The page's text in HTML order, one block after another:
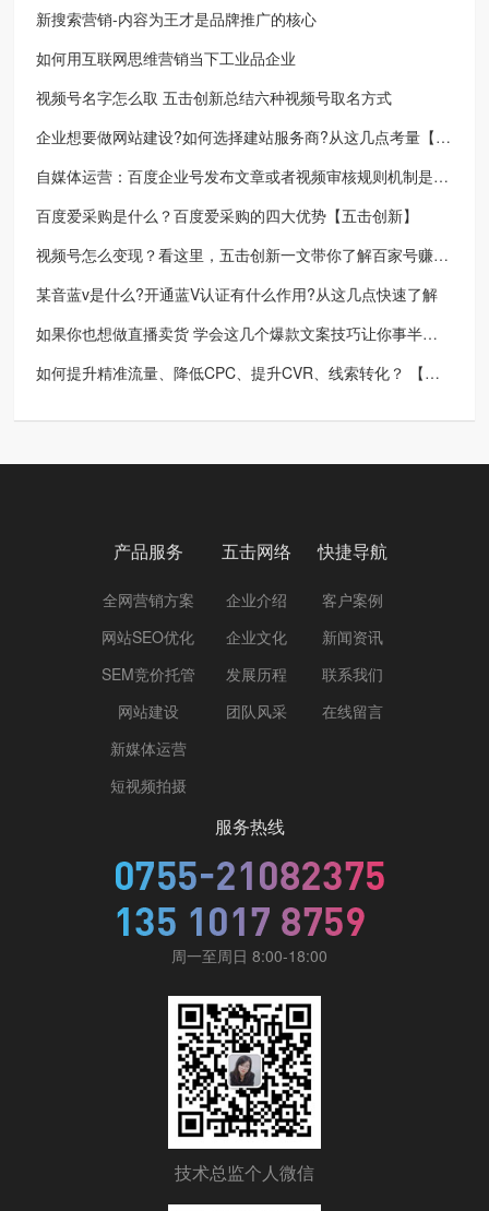
新搜索营销-内容为王才是品牌推广的核心
如何用互联网思维营销当下工业品企业
视频号名字怎么取 五击创新总结六种视频号取名方式
企业想要做网站建设?如何选择建站服务商?从这几点考量【五击创新】
自媒体运营：百度企业号发布文章或者视频审核规则机制是什么？【五击创新】
百度爱采购是什么？百度爱采购的四大优势【五击创新】
视频号怎么变现？看这里，五击创新一文带你了解百家号赚钱秘密
某音蓝v是什么?开通蓝V认证有什么作用?从这几点快速了解
如果你也想做直播卖货 学会这几个爆款文案技巧让你事半功倍【五击创新】
如何提升精准流量、降低CPC、提升CVR、线索转化？ 【五击创新】分享优化sem账户方案
产品服务
全网营销方案
网站SEO优化
SEM竞价托管
网站建设
新媒体运营
短视频拍摄
五击网络
企业介绍
企业文化
发展历程
团队风采
快捷导航
客户案例
新闻资讯
联系我们
在线留言
服务热线
周一至周日 8:00-18:00
技术总监个人微信